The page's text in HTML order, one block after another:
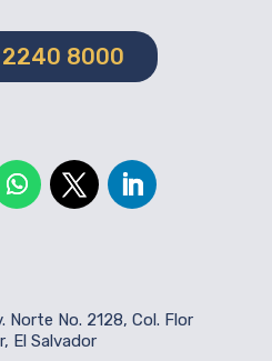
2240 8000
Norte No. 2128, Col. Flor
El Salvador